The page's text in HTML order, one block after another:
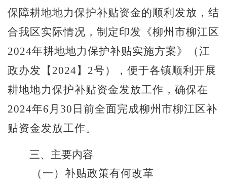
保障耕地地力保护补贴资金的顺利发放，结
合我区实际情况，制定印发《柳州市柳江区
2024年耕地地力保护补贴实施方案》（江
政办发【 2024】 2号），便于各镇顺利开展
耕地地力保护补贴资金发放工作，确保在
2024年6 月 30 日前全面完成柳州市柳江区补
贴资金发放工作。
三、主要内容
（一）补贴政策有何改革